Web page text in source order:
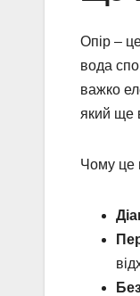
Опір –
вода
важко
який ще
Чому це